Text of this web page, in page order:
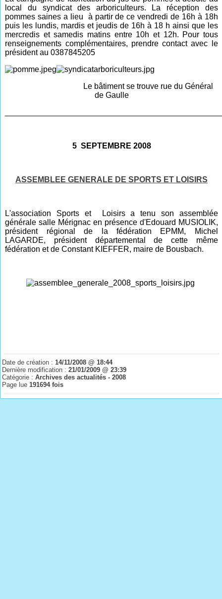
local du syndicat des arboriculteurs. La réception des
pommes saines a lieu à partir de ce vendredi de 16h à 18h
puis les lundis, mardis et jeudis de 16h à 18 h ainsi que les
mercredis et samedis matins entre 10h et 12h. Pour tous
renseignements complémentaires, prendre contact avec le
président au 0387845205
Le bâtiment se trouve rue du Général
de Gaulle
5 SEPTEMBRE 2008
ASSEMBLEE GENERALE DE SPORTS ET LOISIRS
L'association Sports et Loisirs a tenu son assemblée
générale salle Mérignac en présence d'Edouard MUSIOLIK,
président régional de la fédération EPMM, Michel
LAGARDE, président départemental de cette même
fédération et de Constant KIEFFER, maire de Bousbach.
Date de création :14/11/2008 @ 18:44
Dernière modification :21/01/2009 @ 23:39
Catégorie :Archives des actualités - 2008
Page lue191694 fois